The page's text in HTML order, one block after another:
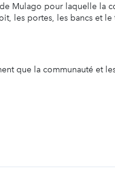
Mulago pour laquelle la
les portes, les bancs et le
que la communauté et